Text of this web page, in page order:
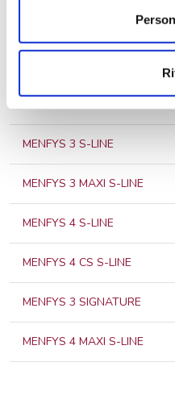
FOURGONS
MENFYS 3 S-LINE
MENFYS 3 MAXI S-LINE
MENFYS 4 S-LINE
MENFYS 4 CS S-LINE
MENFYS 3 SIGNATURE
MENFYS 4 MAXI S-LINE